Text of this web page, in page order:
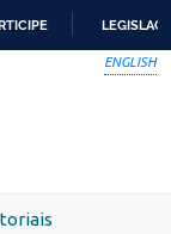
ENGLISH